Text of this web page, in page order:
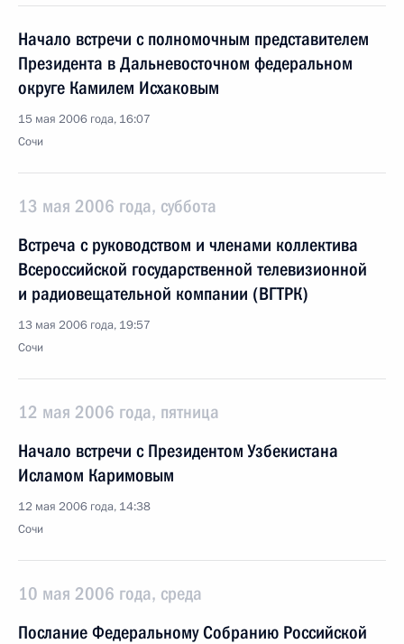
Начало встречи с полномочным представителем
Президента в Дальневосточном федеральном
округе Камилем Исхаковым
15 мая 2006 года, 16:07
Сочи
13 мая 2006 года, суббота
Встреча с руководством и членами коллектива
Всероссийской государственной телевизионной
и радиовещательной компании (ВГТРК)
13 мая 2006 года, 19:57
Сочи
12 мая 2006 года, пятница
Начало встречи с Президентом Узбекистана
Исламом Каримовым
12 мая 2006 года, 14:38
Сочи
10 мая 2006 года, среда
Послание Федеральному Собранию Российской